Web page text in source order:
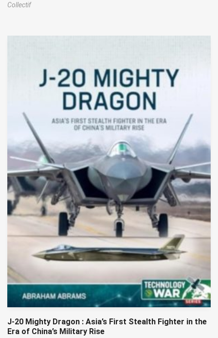
Collectif
J-20 Mighty Dragon : Asia’s First Stealth Fighter in the
Era of China’s Military Rise